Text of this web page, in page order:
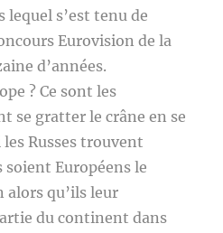
s’est tenu de
Eurovision de la
d’années.
? Ce sont les
se gratter le crâne en se
Russes trouvent
soient Européens le
alors qu’ils leur
du continent dans